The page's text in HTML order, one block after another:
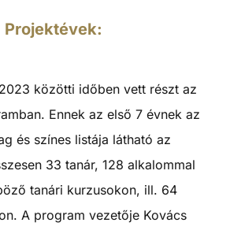
Projektévek:
közötti időben vett részt az
Ennek az első 7 évnek az
és színes listája látható az
33 tanár, 128 alkalommal
tanári kurzusokon, ill. 64
A program vezetője Kovács